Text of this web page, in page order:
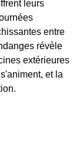
leurs
entre
révèle
extérieures
et la